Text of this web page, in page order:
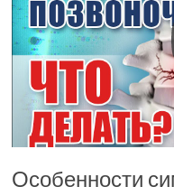
Особенности